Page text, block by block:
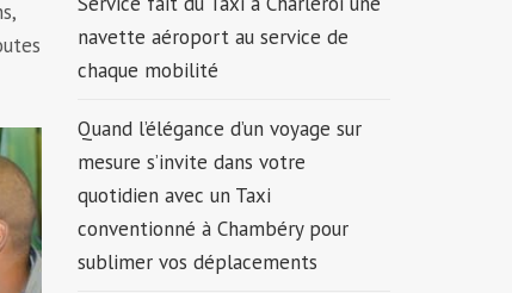
navette aéroport au service de
chaque mobilité
Quand l’élégance d’un voyage sur
mesure s’invite dans votre
quotidien avec un Taxi
conventionné à Chambéry pour
sublimer vos déplacements